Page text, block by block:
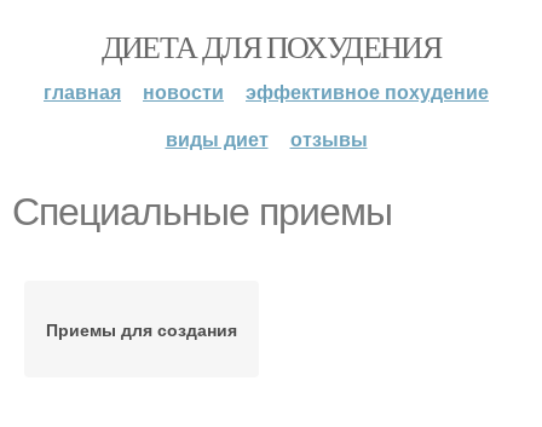
ДИЕТА ДЛЯ ПОХУДЕНИЯ
главная новости
эффективное похудение
виды диет
отзывы
Специальные приемы
Приемы для создания